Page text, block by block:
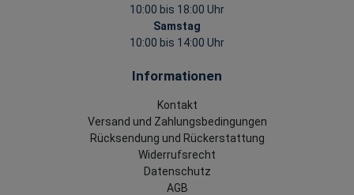
10:00 bis 18:00 Uhr
Samstag
10:00 bis 14:00 Uhr
Informationen
Kontakt
Versand und Zahlungsbedingungen
Rücksendung und Rückerstattung
Widerrufsrecht
Datenschutz
AGB